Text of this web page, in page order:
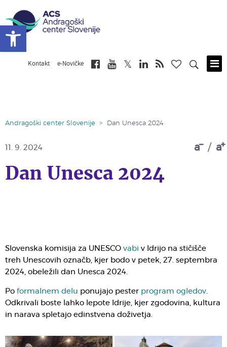
Kontakt e-Novičke
Andragoški center Slovenije > Dan Unesca 2024
a / a
11. 9. 2024
Dan Unesca 2024
Slovenska komisija za UNESCO vabi v Idrijo na stičišče
treh Unescovih označb, kjer bodo v petek, 27. septembra
2024, obeležili dan Unesca 2024.
Po formalnem delu ponujajo pester program ogledov.
Odkrivali boste lahko lepote Idrije, kjer zgodovina, kultura
in narava spletajo edinstvena doživetja.
Open toolbar